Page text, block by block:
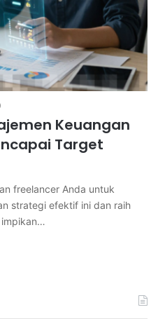
Keuangan
Target
freelancer Anda untuk
strategi efektif ini dan raih